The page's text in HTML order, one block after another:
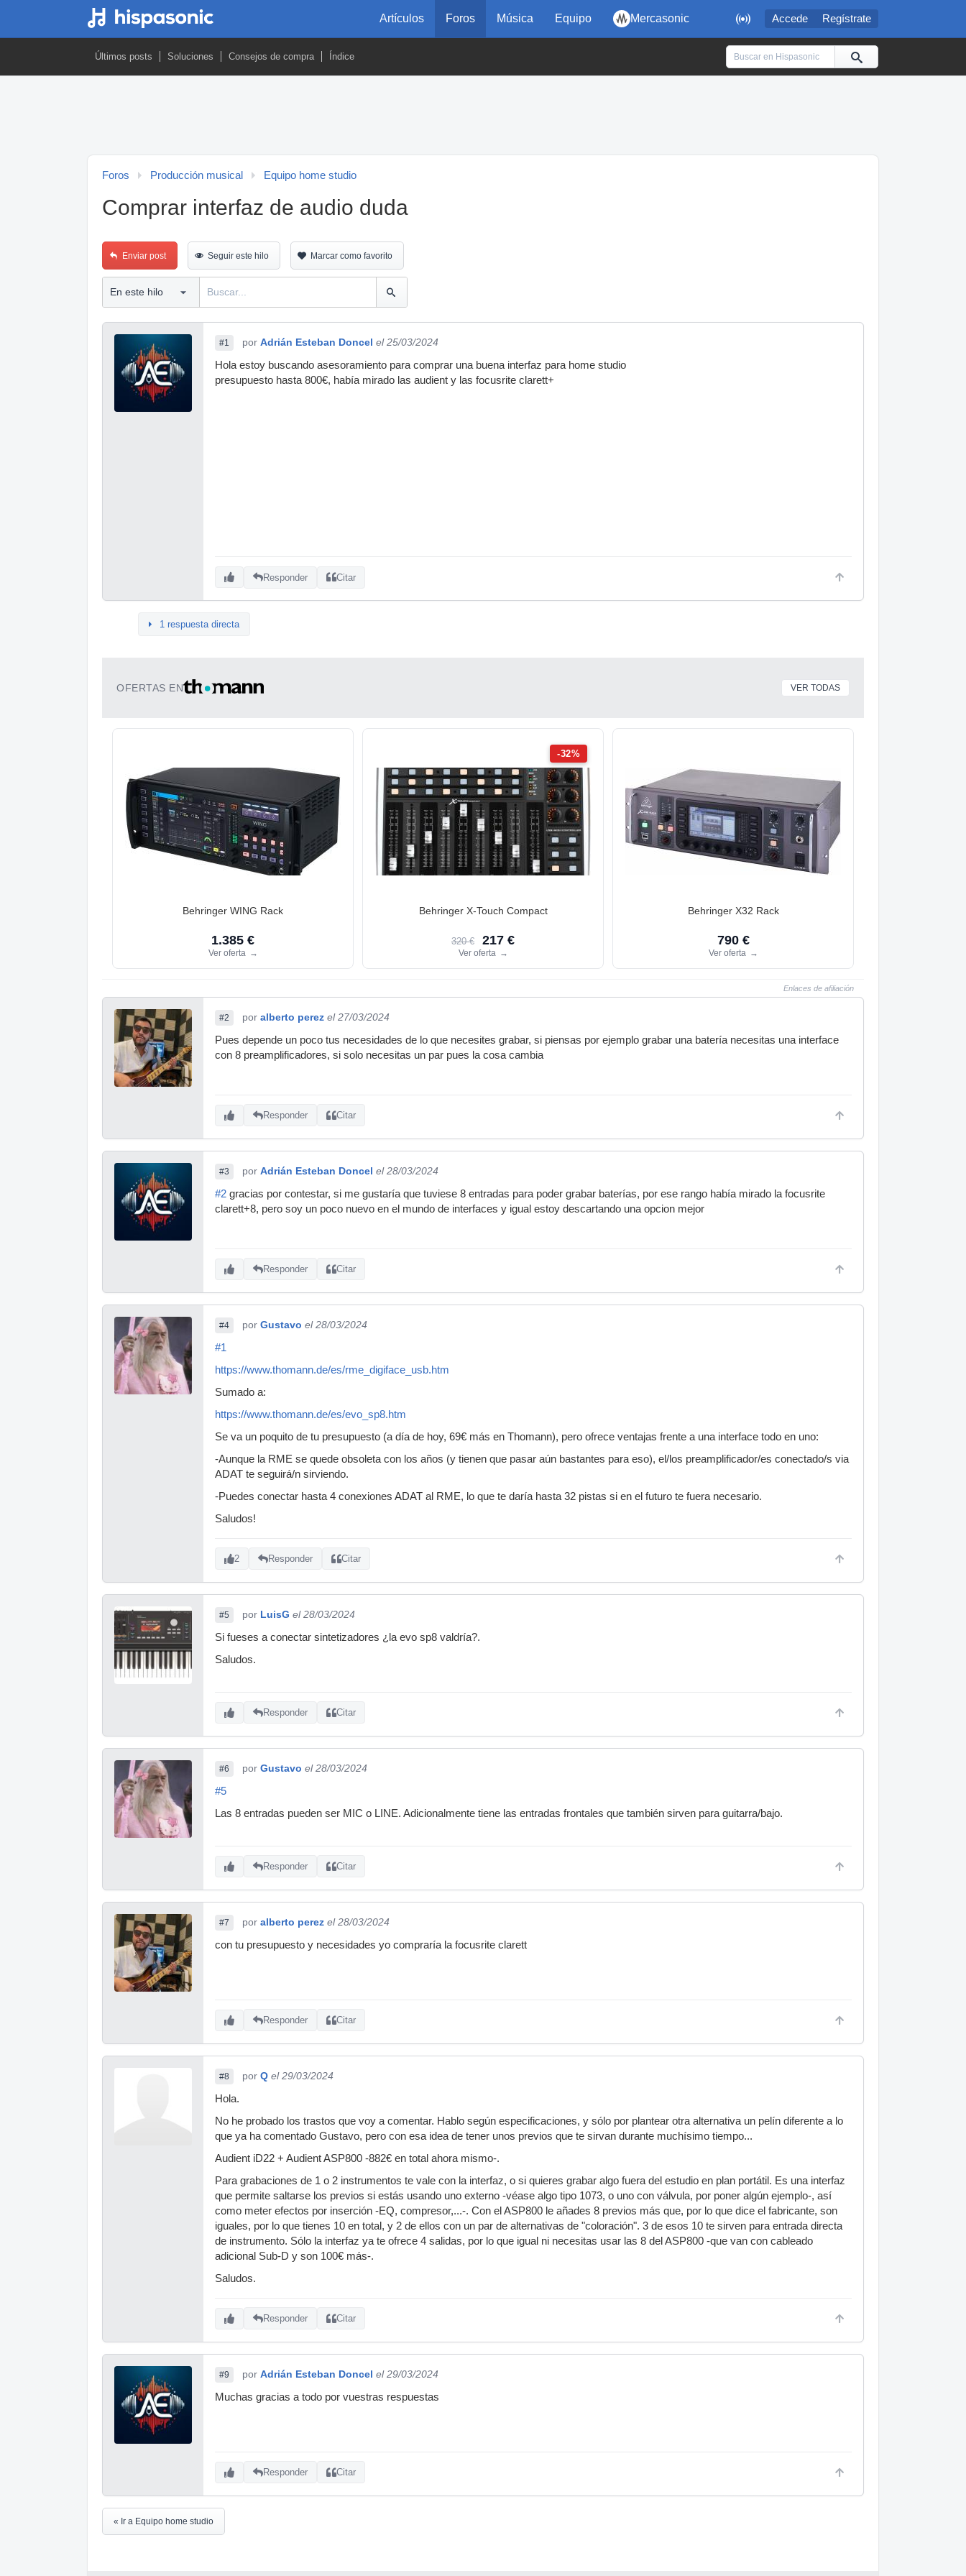
 Accede Regístrate
Artículos Foros Música Equipo Mercasonic
Últimos posts Soluciones Consejos de compra Índice
Foros Producción musical Equipo home studio
Comprar interfaz de audio duda
Enviar post Seguir este hilo Marcar como favorito
#1 por Adrián Esteban Doncel el 25/03/2024
Hola estoy buscando asesoramiento para comprar una buena interfaz para home studio
presupuesto hasta 800€, había mirado las audient y las focusrite clarett+
Responder Citar
1 respuesta directa
OFERTAS EN VER TODAS
Behringer WING Rack
1.385 €
Ver oferta →
-32%
Behringer X-Touch Compact
320 € 217 €
Ver oferta →
Behringer X32 Rack
790 €
Ver oferta →
Enlaces de afiliación
#2 por alberto perez el 27/03/2024
Pues depende un poco tus necesidades de lo que necesites grabar, si piensas por ejemplo grabar una batería necesitas una interface
con 8 preamplificadores, si solo necesitas un par pues la cosa cambia
Responder Citar
#3 por Adrián Esteban Doncel el 28/03/2024
#2 gracias por contestar, si me gustaría que tuviese 8 entradas para poder grabar baterías, por ese rango había mirado la focusrite
clarett+8, pero soy un poco nuevo en el mundo de interfaces y igual estoy descartando una opcion mejor
Responder Citar
#4 por Gustavo el 28/03/2024
#1
https://www.thomann.de/es/rme_digiface_usb.htm
Sumado a:
https://www.thomann.de/es/evo_sp8.htm
Se va un poquito de tu presupuesto (a día de hoy, 69€ más en Thomann), pero ofrece ventajas frente a una interface todo en uno:
-Aunque la RME se quede obsoleta con los años (y tienen que pasar aún bastantes para eso), el/los preamplificador/es conectado/s via
ADAT te seguirá/n sirviendo.
-Puedes conectar hasta 4 conexiones ADAT al RME, lo que te daría hasta 32 pistas si en el futuro te fuera necesario.
Saludos!
2 Responder Citar
#5 por LuisG el 28/03/2024
Si fueses a conectar sintetizadores ¿la evo sp8 valdría?.
Saludos.
Responder Citar
#6 por Gustavo el 28/03/2024
#5
Las 8 entradas pueden ser MIC o LINE. Adicionalmente tiene las entradas frontales que también sirven para guitarra/bajo.
Responder Citar
#7 por alberto perez el 28/03/2024
con tu presupuesto y necesidades yo compraría la focusrite clarett
Responder Citar
#8 por Q el 29/03/2024
Hola.
No he probado los trastos que voy a comentar. Hablo según especificaciones, y sólo por plantear otra alternativa un pelín diferente a lo
que ya ha comentado Gustavo, pero con esa idea de tener unos previos que te sirvan durante muchísimo tiempo...
Audient iD22 + Audient ASP800 -882€ en total ahora mismo-.
Para grabaciones de 1 o 2 instrumentos te vale con la interfaz, o si quieres grabar algo fuera del estudio en plan portátil. Es una interfaz
que permite saltarse los previos si estás usando uno externo -véase algo tipo 1073, o uno con válvula, por poner algún ejemplo-, así
como meter efectos por inserción -EQ, compresor,...-. Con el ASP800 le añades 8 previos más que, por lo que dice el fabricante, son
iguales, por lo que tienes 10 en total, y 2 de ellos con un par de alternativas de "coloración". 3 de esos 10 te sirven para entrada directa
de instrumento. Sólo la interfaz ya te ofrece 4 salidas, por lo que igual ni necesitas usar las 8 del ASP800 -que van con cableado
adicional Sub-D y son 100€ más-.
Saludos.
Responder Citar
#9 por Adrián Esteban Doncel el 29/03/2024
Muchas gracias a todo por vuestras respuestas
Responder Citar
« Ir a Equipo home studio